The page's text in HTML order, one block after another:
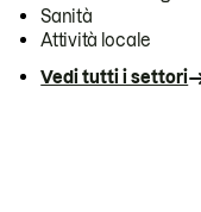
Sanità
Attività locale
Vedi tutti i settori